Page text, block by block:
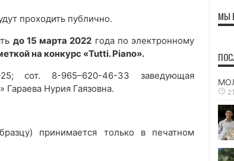
проходить публично.
до 15 марта 2022 года по электронному
на конкурс «Tutti.Piano».
25; сот. 8-965–620-46-33 заведующая
Нурия Гаязовна.
принимается только в печатном
МЫ